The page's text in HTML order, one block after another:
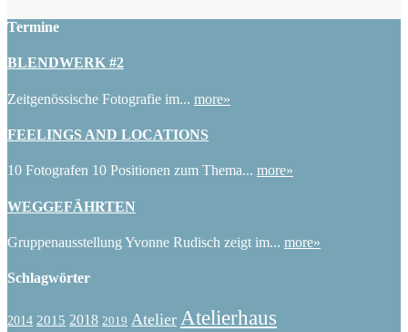
Termine
BLENDWERK #2
Zeitgenössische Fotografie im... more»
FEELINGS AND LOCATIONS
10 Fotografen 10 Positionen zum Thema... more»
WEGGEFÄHRTEN
Gruppenausstellung Yvonne Rudisch zeigt im... more»
Schlagwörter
2014 2015 2018 2019 Atelier Atelierhaus